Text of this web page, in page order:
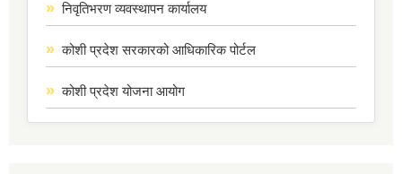
निवृतिभरण व्यवस्थापन कार्यालय
कोशी प्रदेश सरकारको आधिकारिक पोर्टल
कोशी प्रदेश योजना आयोग